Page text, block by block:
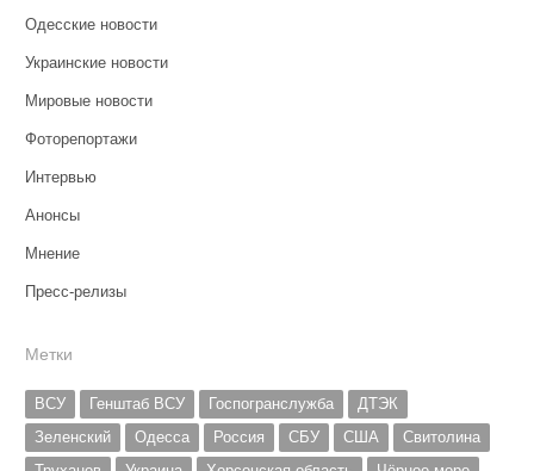
Одесские новости
Украинские новости
Мировые новости
Фоторепортажи
Интервью
Анонсы
Мнение
Пресс-релизы
Метки
ВСУ Генштаб ВСУ Госпогранслужба
ДТЭК
Зеленский
Одесса Россия СБУ США
Свитолина